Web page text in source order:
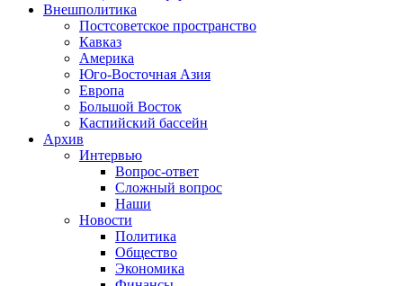
Внешполитика
Постсоветское пространство
Кавказ
Америка
Юго-Восточная Азия
Европа
Большой Восток
Каспийский бассейн
Архив
Интервью
Вопрос-ответ
Сложный вопрос
Наши
Новости
Политика
Общество
Экономика